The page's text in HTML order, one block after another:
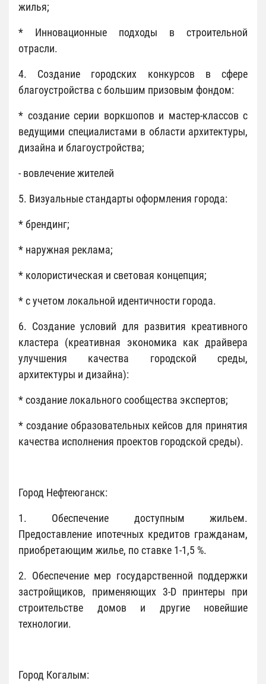
жилья;
* Инновационные подходы в строительной
отрасли.
4. Создание городских конкурсов в сфере
благоустройства с большим призовым фондом:
* создание серии воркшопов и мастер-классов с
ведущими специалистами в области архитектуры,
дизайна и благоустройства;
- вовлечение жителей
5. Визуальные стандарты оформления города:
* брендинг;
* наружная реклама;
* колористическая и световая концепция;
* с учетом локальной идентичности города.
6. Создание условий для развития креативного
кластера (креативная экономика как драйвера
улучшения качества городской среды,
архитектуры и дизайна):
* создание локального сообщества экспертов;
* создание образовательных кейсов для принятия
качества исполнения проектов городской среды).
Город Нефтеюганск:
1. Обеспечение доступным жильем.
Предоставление ипотечных кредитов гражданам,
приобретающим жилье, по ставке 1-1,5 %.
2. Обеспечение мер государственной поддержки
застройщиков, применяющих 3-D принтеры при
строительстве домов и другие новейшие
технологии.
Город Когалым: